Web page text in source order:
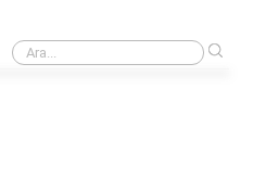
Adem ve Havva'dan başka canlılar var mıydı?